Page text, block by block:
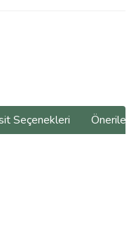
Seçenekleri